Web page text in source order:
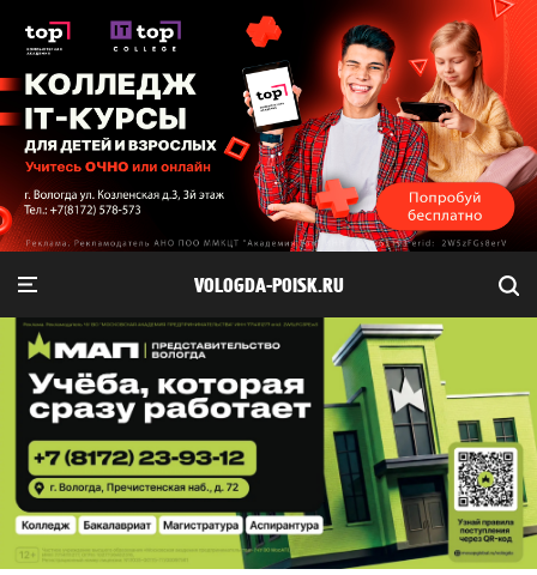
VOLOGDA-POISK.RU